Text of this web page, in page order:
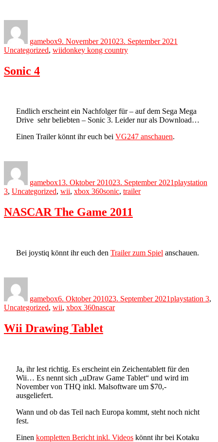
gamebox9. November 201023. September 2021
Uncategorized, wiiTags
donkey kong country
Sonic 4
Endlich erscheint ein Nachfolger für – auf dem Sega Mega
Drive sehr beliebten – Sonic 3. Leider nur als Download…
Einen Trailer könnt ihr euch bei VG247 anschauen.
gamebox13. Oktober 201023. September 2021playstation
3, Uncategorized, wii, xbox 360Tags
sonic, trailer
NASCAR The Game 2011
Bei joystiq könnt ihr euch den Trailer zum Spiel anschauen.
gamebox6. Oktober 201023. September 2021playstation 3,
Uncategorized, wii, xbox 360Tags
nascar
Wii Drawing Tablet
Ja, ihr lest richtig. Es erscheint ein Zeichentablett für den
Wii… Es nennt sich „uDraw Game Tablet“ und wird im
November von THQ inkl. Malsoftware um $70,-
ausgeliefert.
Wann und ob das Teil nach Europa kommt, steht noch nicht
fest.
Einen kompletten Bericht inkl. Videos könnt ihr bei Kotaku